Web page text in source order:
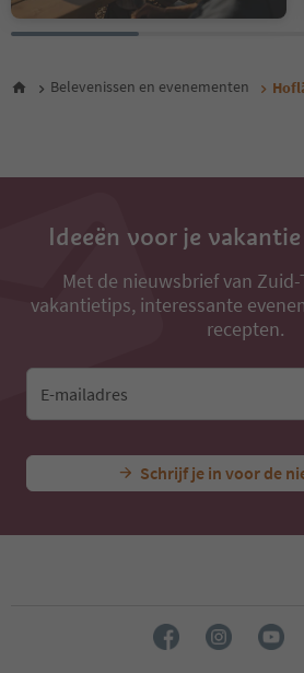
Belevenissen en evenementen
Ideeën voor je
Met de nieuwsbrief van
vakantietips, interessante
recepten.
E-mailadres
Schrijf je in voor de